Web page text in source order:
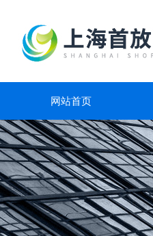
网站首页